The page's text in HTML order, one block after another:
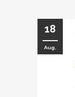
18
Aug.